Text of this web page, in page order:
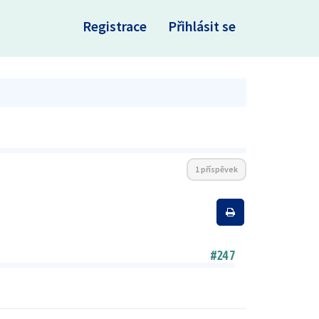
Registrace Přihlásit se
1 příspěvek
#247